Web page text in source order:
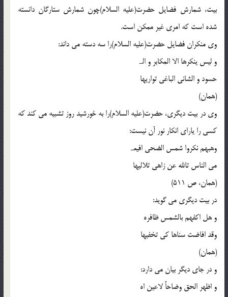
بیت، شمارش فضایل حضرت(علیه السلام)چون شمارش ستارگان دانسته
شده است که امری غیر ممکن است.
وی منکران فضایل حضرت(علیه السلام)را سه دسته می داند:
و لیس ینکرها الا المکابر و الـ
حسود و الشانی الباغی تواریها
(همان)
وی در بیت دیگری، حضرت(علیه السلام)را به خورشید روز تشبیه می کند که
کسی را یارای انکار نور آن نیست:
وهبهم نکروا شمس الضحی افیعـ
می الناس تالله عن زاهی تلالیها
(همان، ص 511)
در بیت دیگری می گوید:
و هل اکفهم بالشمس ظافره
وقد افاضت سناها کی تخفیها
(همان)
و در جای دیگر بیان می دارد:
و اظهر الحق وضاحاً لاعین اه